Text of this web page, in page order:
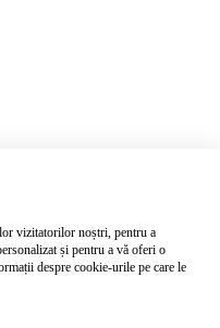
vizitatorilor noștri, pentru a
și pentru a vă oferi o
despre cookie-urile pe care le